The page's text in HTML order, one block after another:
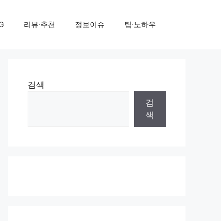
리뷰·추천 정보이슈 팁·노하우
검색
검
색